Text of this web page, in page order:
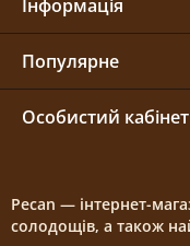
Інформація
Популярне
Особистий кабінет
Pecan — інтернет-
солодощів, а також